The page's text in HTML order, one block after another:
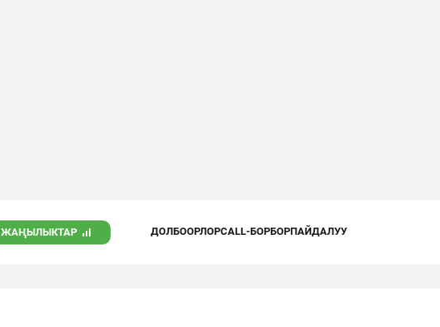
ЖАҢЫЛЫКТАР ДОЛБООРЛОРCALL-БОРБОРПАЙДАЛУУ